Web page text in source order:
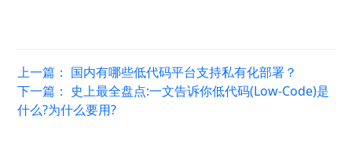
上一篇： 国内有哪些低代码平台支持私有化部署？
下一篇： 史上最全盘点:一文告诉你低代码(Low-Code)是
什么?为什么要用?